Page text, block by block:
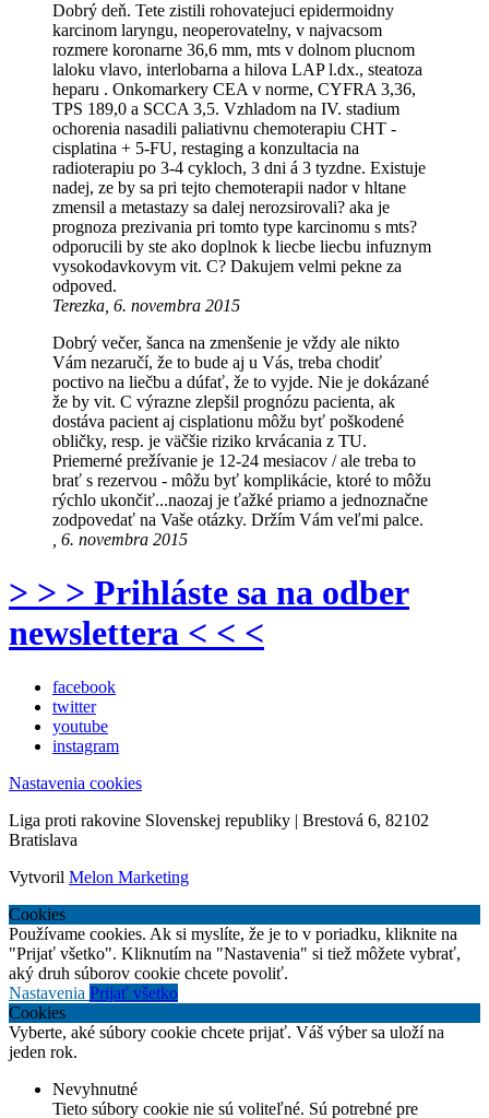
Dobrý deň. Tete zistili rohovatejuci epidermoidny
karcinom laryngu, neoperovatelny, v najvacsom
rozmere koronarne 36,6 mm, mts v dolnom plucnom
laloku vlavo, interlobarna a hilova LAP l.dx., steatoza
heparu . Onkomarkery CEA v norme, CYFRA 3,36,
TPS 189,0 a SCCA 3,5. Vzhladom na IV. stadium
ochorenia nasadili paliativnu chemoterapiu CHT -
cisplatina + 5-FU, restaging a konzultacia na
radioterapiu po 3-4 cykloch, 3 dni á 3 tyzdne. Existuje
nadej, ze by sa pri tejto chemoterapii nador v hltane
zmensil a metastazy sa dalej nerozsirovali? aka je
prognoza prezivania pri tomto type karcinomu s mts?
odporucili by ste ako doplnok k liecbe liecbu infuznym
vysokodavkovym vit. C? Dakujem velmi pekne za
odpoved.
Terezka, 6. novembra 2015
Dobrý večer, šanca na zmenšenie je vždy ale nikto
Vám nezaručí, že to bude aj u Vás, treba chodiť
poctivo na liečbu a dúfať, že to vyjde. Nie je dokázané
že by vit. C výrazne zlepšil prognózu pacienta, ak
dostáva pacient aj cisplationu môžu byť poškodené
obličky, resp. je väčšie riziko krvácania z TU.
Priemerné prežívanie je 12-24 mesiacov / ale treba to
brať s rezervou - môžu byť komplikácie, ktoré to môžu
rýchlo ukončiť...naozaj je ťažké priamo a jednoznačne
zodpovedať na Vaše otázky. Držím Vám veľmi palce.
, 6. novembra 2015
> > > Prihláste sa na odber
newslettera < < <
facebook
twitter
youtube
instagram
Nastavenia cookies
Liga proti rakovine Slovenskej republiky | Brestová 6, 82102
Bratislava
Vytvoril Melon Marketing
Cookies
Používame cookies. Ak si myslíte, že je to v poriadku, kliknite na
"Prijať všetko". Kliknutím na "Nastavenia" si tiež môžete vybrať,
aký druh súborov cookie chcete povoliť.
Nastavenia Prijať všetko
Cookies
Vyberte, aké súbory cookie chcete prijať. Váš výber sa uloží na
jeden rok.
Nevyhnutné
Tieto súbory cookie nie sú voliteľné. Sú potrebné pre